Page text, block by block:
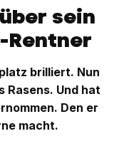
sein
Rentner
brilliert. Nun
Rasens. Und hat
Den er
macht.